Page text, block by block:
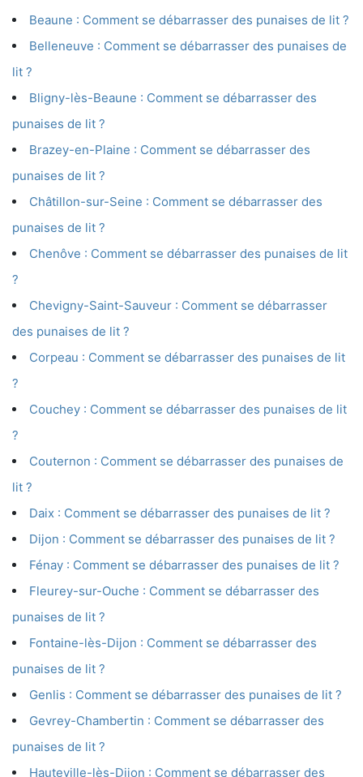
Beaune : Comment se débarrasser des punaises de lit ?
Belleneuve : Comment se débarrasser des punaises de
lit ?
Bligny-lès-Beaune : Comment se débarrasser des
punaises de lit ?
Brazey-en-Plaine : Comment se débarrasser des
punaises de lit ?
Châtillon-sur-Seine : Comment se débarrasser des
punaises de lit ?
Chenôve : Comment se débarrasser des punaises de lit
?
Chevigny-Saint-Sauveur : Comment se débarrasser
des punaises de lit ?
Corpeau : Comment se débarrasser des punaises de lit
?
Couchey : Comment se débarrasser des punaises de lit
?
Couternon : Comment se débarrasser des punaises de
lit ?
Daix : Comment se débarrasser des punaises de lit ?
Dijon : Comment se débarrasser des punaises de lit ?
Fénay : Comment se débarrasser des punaises de lit ?
Fleurey-sur-Ouche : Comment se débarrasser des
punaises de lit ?
Fontaine-lès-Dijon : Comment se débarrasser des
punaises de lit ?
Genlis : Comment se débarrasser des punaises de lit ?
Gevrey-Chambertin : Comment se débarrasser des
punaises de lit ?
Hauteville-lès-Dijon : Comment se débarrasser des